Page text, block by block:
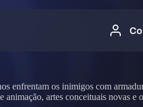
enfrentam os inimigos com
artes conceituais novas e